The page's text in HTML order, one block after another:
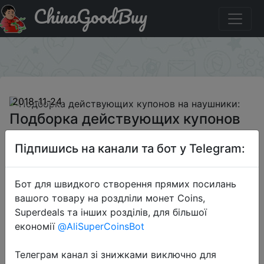
Придбати Подборка действующих купонов на
наушники:ChinaGoodBuy
2018-11-24
Подборка действующих купонов
на наушники:
$4.99
Промокод:KLFEYHAVSR
Підпишись на канали та бот у Telegram:
Бот для швидкого створення прямих посилань
вашого товару на роздліли монет Coins,
Superdeals та інших розділів, для більшої
економії @AliSuperCoinsBot
Телеграм канал зі знижками виключно для